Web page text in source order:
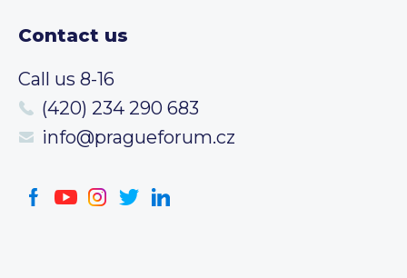
Contact us
Call us 8-16
(420) 234 290 683
info@pragueforum.cz